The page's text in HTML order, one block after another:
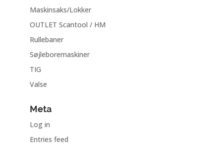
Maskinsaks/Lokker
OUTLET Scantool / HM
Rullebaner
Søjleboremaskiner
TIG
Valse
Meta
Log in
Entries feed